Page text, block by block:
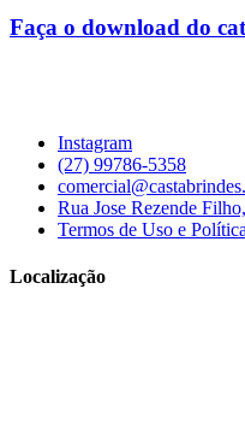
Faça o download do
Instagram
(27) 99786-5358
Rua Jose Rezende
Termos de Uso e
Localização